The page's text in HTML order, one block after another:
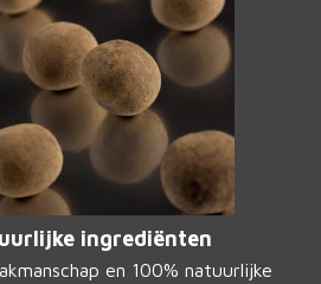
ingrediënten
en 100% natuurlijke